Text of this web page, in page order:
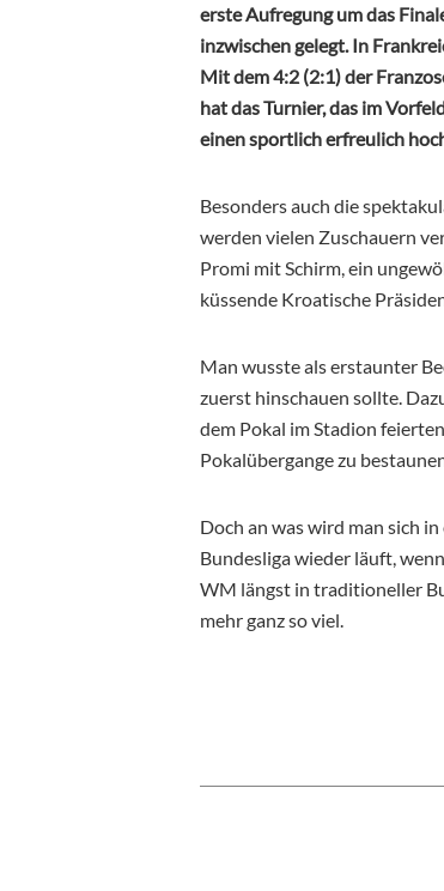
erste Aufregung um das
inzwischen gelegt. In
Mit dem 4:2 (2:1) der
hat das Turnier, das im
einen sportlich erfreulich
Besonders auch die
werden vielen Zuschauern
Promi mit Schirm, ein
küssende Kroatische
Man wusste als erstaunter
zuerst hinschauen sollte.
dem Pokal im Stadion
Pokalübergange zu
Doch an was wird man sich
Bundesliga wieder läuft,
WM längst in traditioneller
mehr ganz so viel.